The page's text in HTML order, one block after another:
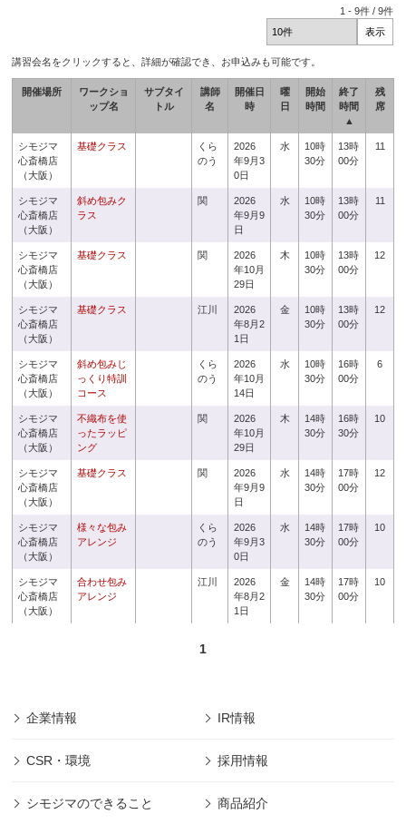
1 -9件 /9件
講習会名をクリックすると、詳細が確認でき、お申込みも可能です。
開催場所
ワークショ
ップ名
サブタイ
トル
講師
名
開催日
時
曜
日
開始
時間
終了
時間
▲
残
席
シモジマ
心斎橋店
（大阪）
基礎クラス
くら
のう
2026
年9月3
0日
水
10時
30分
13時
00分
11
シモジマ
心斎橋店
（大阪）
斜め包みク
ラス
関
2026
年9月9
日
水
10時
30分
13時
00分
11
シモジマ
心斎橋店
（大阪）
基礎クラス 関
2026
年10月
29日
木
10時
30分
13時
00分
12
シモジマ
心斎橋店
（大阪）
基礎クラス 江川
2026
年8月2
1日
金
10時
30分
13時
00分
12
シモジマ
心斎橋店
（大阪）
斜め包みじ
っくり特訓
コース
くら
のう
2026
年10月
14日
水
10時
30分
16時
00分
6
シモジマ
心斎橋店
（大阪）
不織布を使
ったラッピ
ング
関
2026
年10月
29日
木
14時
30分
16時
30分
10
シモジマ
心斎橋店
（大阪）
基礎クラス 関
2026
年9月9
日
水
14時
30分
17時
00分
12
シモジマ
心斎橋店
（大阪）
様々な包み
アレンジ
くら
のう
2026
年9月3
0日
水
14時
30分
17時
00分
10
シモジマ
心斎橋店
（大阪）
合わせ包み
アレンジ
江川
2026
年8月2
1日
金
14時
30分
17時
00分
10
1
企業情報 IR情報
CSR・環境 採用情報
シモジマのできること 商品紹介